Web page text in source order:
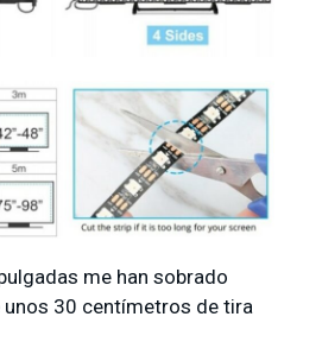
me han sobrado
30 centímetros de tira